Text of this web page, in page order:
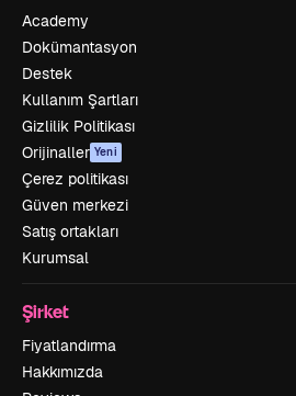
Academy
Dokümantasyon
Destek
Kullanım Şartları
Gizlilik Politikası
Orijinaller Yeni
Çerez politikası
Güven merkezi
Satış ortakları
Kurumsal
Şirket
Fiyatlandırma
Hakkımızda